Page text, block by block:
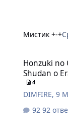
Мистик +-+
Honzuki no
Shudan o
4
DIMFIRE,9
92